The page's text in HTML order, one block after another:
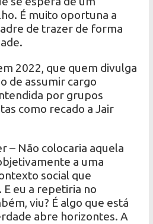
É muito oportuna a
de trazer de forma
2022, que quem divulga
de assumir cargo
por grupos
como recado a Jair
– Não colocaria aquela
a uma
social que
eu a repetiria no
viu? É algo que está
abre horizontes. A